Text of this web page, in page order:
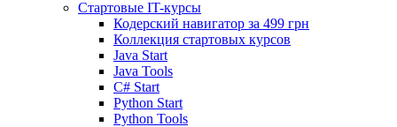
Стартовые IT-курсы
Кодерский навигатор за 499 грн
Коллекция стартовых курсов
Java Start
Java Tools
C# Start
Python Start
Python Tools